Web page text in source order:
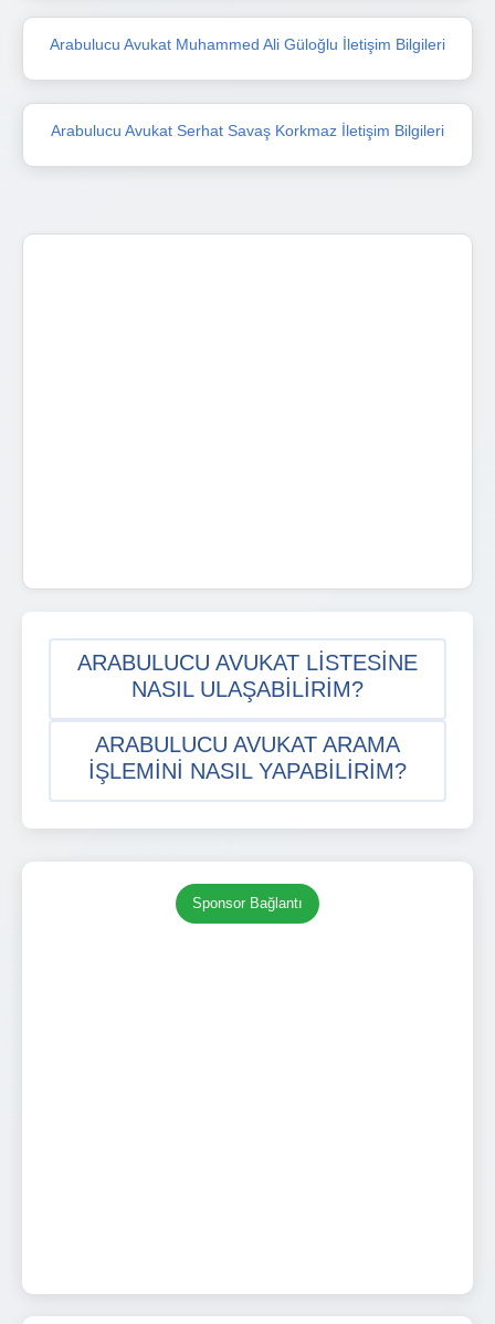
Arabulucu Avukat Muhammed Ali Güloğlu İletişim Bilgileri
Arabulucu Avukat Serhat Savaş Korkmaz İletişim Bilgileri
ARABULUCU AVUKAT LISTESINE
NASIL ULAŞABILIRIM?
ARABULUCU AVUKAT ARAMA
IŞLEMINI NASIL YAPABILIRIM?
Sponsor Bağlantı